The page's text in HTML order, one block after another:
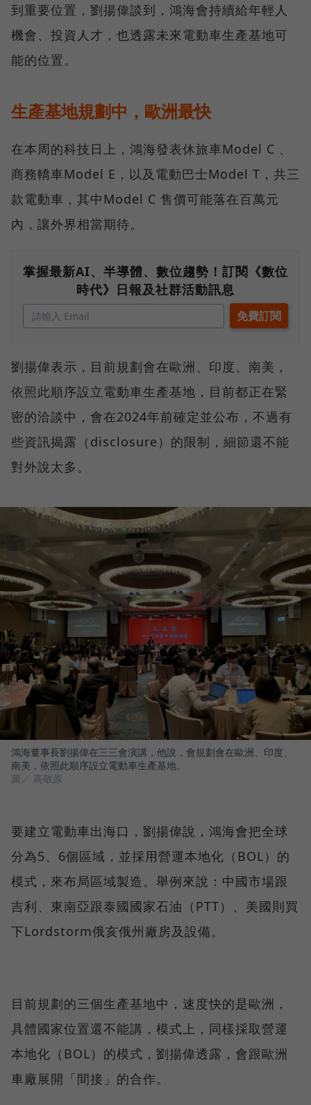
到重要位置，劉揚偉談到，鴻海會持續給年輕人
機會、投資人才，也透露未來電動車生產基地可
能的位置。
生產基地規劃中，歐洲最快
在本周的科技日上，鴻海發表休旅車Model C 、
商務轎車Model E，以及電動巴士Model T，共三
款電動車，其中Model C 售價可能落在百萬元
內，讓外界相當期待。
掌握最新AI、半導體、數位趨勢！訂閱《數位
時代》日報及社群活動訊息
劉揚偉表示，目前規劃會在歐洲、印度、南美，
依照此順序設立電動車生產基地，目前都正在緊
密的洽談中，會在2024年前確定並公布，不過有
些資訊揭露（disclosure）的限制，細節還不能
對外說太多。
鴻海董事長劉揚偉在三三會演講，他說，會規劃會在歐洲、印度、
南美，依照此順序設立電動車生產基地。
圖／ 高敬原
要建立電動車出海口，劉揚偉說，鴻海會把全球
分為5、6個區域，並採用營運本地化（BOL）的
模式，來布局區域製造。舉例來說：中國市場跟
吉利、東南亞跟泰國國家石油（PTT）、美國則買
下Lordstorm俄亥俄州廠房及設備。
目前規劃的三個生產基地中，速度快的是歐洲，
具體國家位置還不能講，模式上，同樣採取營運
本地化（BOL）的模式，劉揚偉透露，會跟歐洲
車廠展開「間接」的合作。